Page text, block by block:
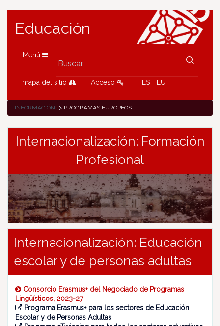
Educación
Menú
mapa del sitio Acceso ES EU
INFORMACIÓN PROGRAMAS EUROPEOS
Internacionalización: Formación
Profesional
Internacionalización: Educación
escolar y de personas adultas
Consorcio Erasmus+ del Negociado de Programas
Lingüísticos, 2023-27
Programa Erasmus+ para los sectores de Educación
Escolar y de Personas Adultas